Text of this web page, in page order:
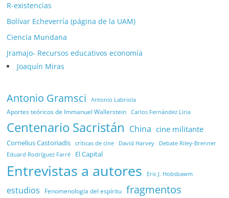
R-existencias
Bolívar Echeverría (página de la UAM)
Ciencía Mundana
Jramajo- Recursos educativos economía
Joaquín Miras
Antonio Gramsci Antonio Labriola
Aportes teóricos de Immanuel Wallerstein Carlos Fernández Liria
Centenario Sacristán China cine militante
Cornelius Castoriadis críticas de cine David Harvey Debate Riley-Brenner
Eduard Rodríguez Farré El Capital
Entrevistas a autores Eric J. Hobsbawm
estudios Fenomenología del espíritu fragmentos